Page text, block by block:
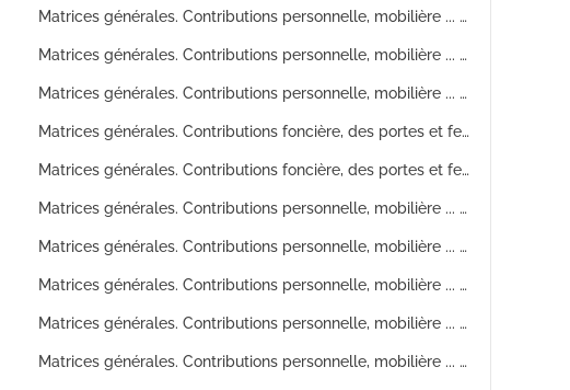
Matrices générales. Contributions personnelle, mobilière ... Banlieue
Matrices générales. Contributions personnelle, mobilière ... Ville
Matrices générales. Contributions personnelle, mobilière ... Banlieue
Matrices générales. Contributions foncière, des portes et fenêtres 1? division
Matrices générales. Contributions foncière, des portes et fenêtres 2? division
Matrices générales. Contributions personnelle, mobilière ... Ville
Matrices générales. Contributions personnelle, mobilière ... Banlieue
Matrices générales. Contributions personnelle, mobilière ... Ville
Matrices générales. Contributions personnelle, mobilière ... Banlieue
Matrices générales. Contributions personnelle, mobilière ... Ville